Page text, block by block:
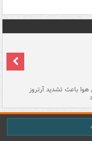
هوا باعث تشدید آرتروز